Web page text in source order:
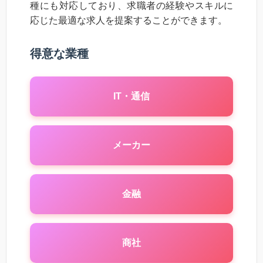
種にも対応しており、求職者の経験やスキルに
応じた最適な求人を提案することができます。
得意な業種
IT・通信
メーカー
金融
商社